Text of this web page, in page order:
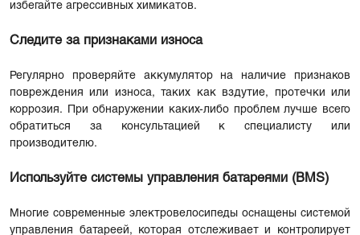
избегайте агрессивных химикатов.
Следите за признаками износа
Регулярно проверяйте аккумулятор на наличие признаков
повреждения или износа, таких как вздутие, протечки или
коррозия. При обнаружении каких-либо проблем лучше всего
обратиться за консультацией к специалисту или
производителю.
Используйте системы управления батареями (BMS)
Многие современные электровелосипеды оснащены системой
управления батареей, которая отслеживает и контролирует